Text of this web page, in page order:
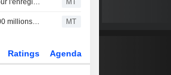
EVE Energy obtient le feu vert pour l'enregistrement d'obligations à moyen terme de 3 milliards de yuans MT
Jointo Energy Investment lève 500 millions de yuans via une émission obligataire à 270 jours MT
Ratings Agenda